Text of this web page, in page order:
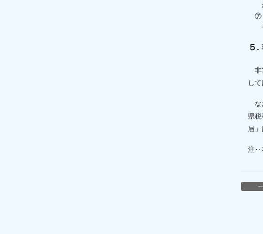
⑦
５.
非
し
な
県
届」
注‥